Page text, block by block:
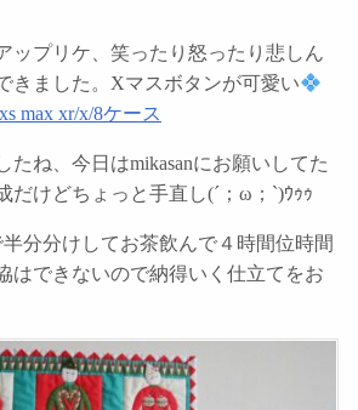
ップリケ、笑ったり怒ったり悲しん
きました。Xマスボタンが可愛い
max xr/x/8ケース
たね、今日はmikasanにお願いしてた
だけどちょっと手直し(´；ω；`)ｳｩｩ
分分けしてお茶飲んで４時間位時間
できないので納得いく仕立てをお